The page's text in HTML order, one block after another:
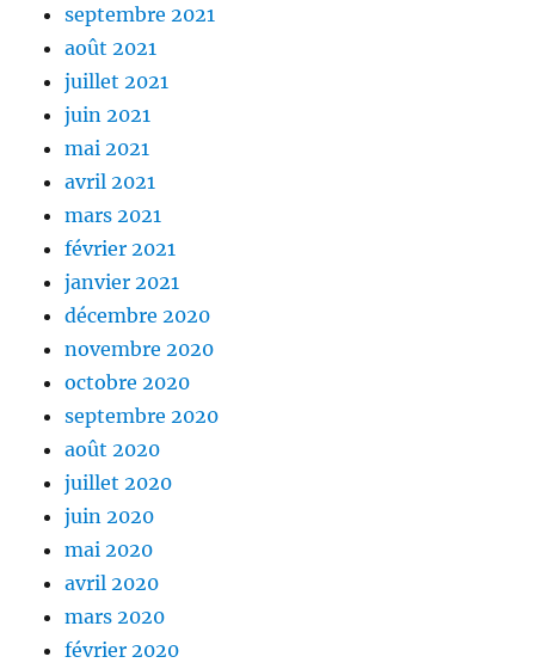
septembre 2021
août 2021
juillet 2021
juin 2021
mai 2021
avril 2021
mars 2021
février 2021
janvier 2021
décembre 2020
novembre 2020
octobre 2020
septembre 2020
août 2020
juillet 2020
juin 2020
mai 2020
avril 2020
mars 2020
février 2020